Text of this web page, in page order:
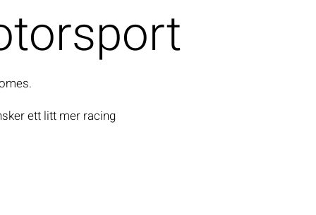
ett litt mer racing